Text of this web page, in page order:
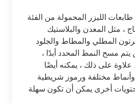
طابعات الليزر المحمولة من الفئة M مناسبة لمجموعة
، مثل المعدن والبلاستيك
المطلي والمطاط والجلود
يتم مسح النمط المحدد أبدًا ،
على ذلك ، يمكنه أيضًا
مختلفة ورموز شريطية
أخرى يمكن أن تكون سهلة